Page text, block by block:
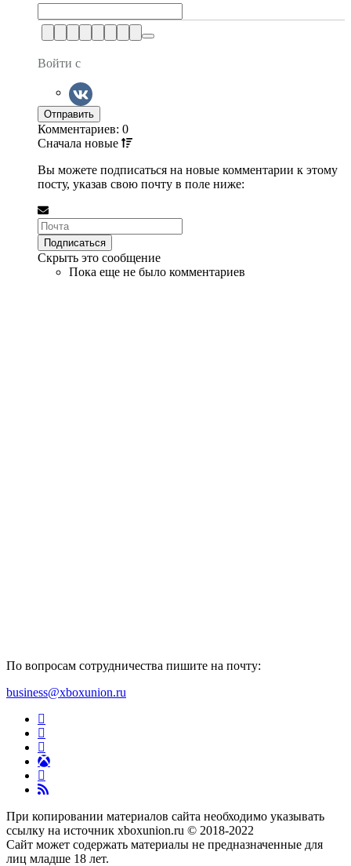
Войти с
Комментариев: 0
Сначала новые
Вы можете подписаться на новые комментарии к этому
посту, указав свою почту в поле ниже:
Скрыть это сообщение
Пока еще не было комментариев
По вопросам сотрудничества пишите на почту:
business@xboxunion.ru
При копировании материалов сайта необходимо указывать
ссылку на источник xboxunion.ru © 2018-2022
Сайт может содержать материалы не предназначенные для
лиц младше 18 лет.